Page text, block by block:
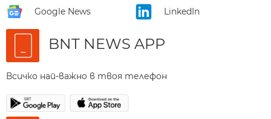
Google News LinkedIn
BNT NEWS APP
Всичко най-важно в твоя телефон